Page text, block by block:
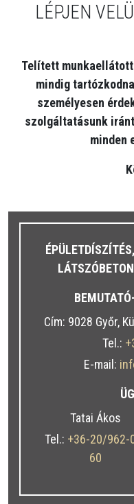
LÉPJEN
Telített
mindig
személyesen
szolgáltatásunk
minden
Cím: 9028 Győr,
Tel.:
E-mail:
Tatai Ákos
Tel.: +36-20/962-
60